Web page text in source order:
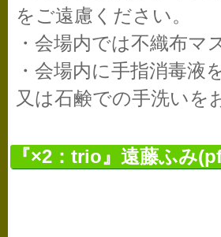
をご遠慮ください。
・会場内では不織布
・会場内に手指消毒
又は石鹸での手洗いを
『×2：trio』遠藤ふみ